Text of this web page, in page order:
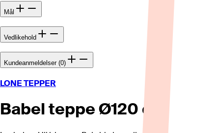
Mål
Vedlikehold
Kundeanmeldelser (0)
LONE TEPPER
Babel teppe Ø120 cm